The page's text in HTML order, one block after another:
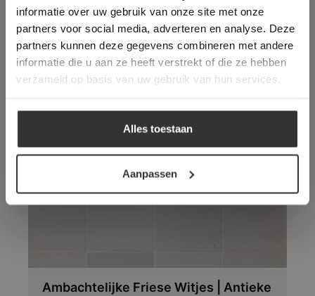
informatie over uw gebruik van onze site met onze
partners voor social media, adverteren en analyse. Deze
partners kunnen deze gegevens combineren met andere
informatie die u aan ze heeft verstrekt of die ze hebben
verzameld op basis van uw gebruik van hun services.
Alles toestaan
Aanpassen
uw interesse hebben:
Ambachtelijke Friese Witjes | Antieke
toestemming voor alle cookies in
overeenstemming met ons cookiebeleid.Lees
verder
ALLES ACCEPTEREN
ALLES AFWIJZEN
DETAILS WEERGEVEN